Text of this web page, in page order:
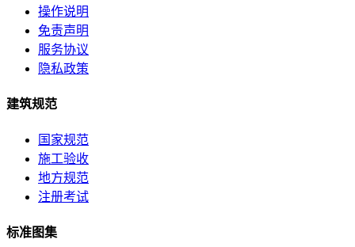
操作说明
免责声明
服务协议
隐私政策
建筑规范
国家规范
施工验收
地方规范
注册考试
标准图集